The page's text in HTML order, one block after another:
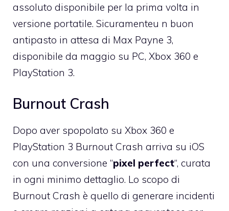
assoluto disponibile per la prima volta in
versione portatile. Sicuramenteu n buon
antipasto in attesa di Max Payne 3,
disponibile da maggio su PC, Xbox 360 e
PlayStation 3.
Burnout Crash
Dopo aver spopolato su Xbox 360 e
PlayStation 3 Burnout Crash arriva su iOS
con una conversione “pixel perfect“, curata
in ogni minimo dettaglio. Lo scopo di
Burnout Crash è quello di generare incidenti